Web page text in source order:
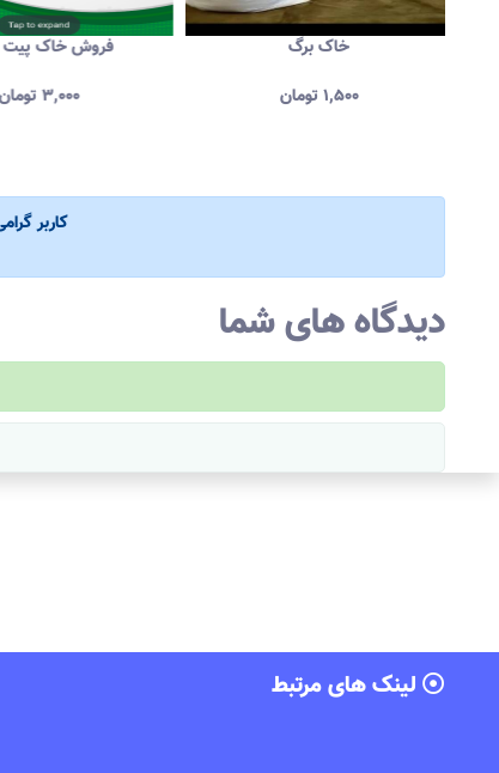
فروش خاک
۳,۰۰۰
خاک برگ
۱,۵۰۰تومان
کاربر
دیدگاه های شما
لینک های مرتبط